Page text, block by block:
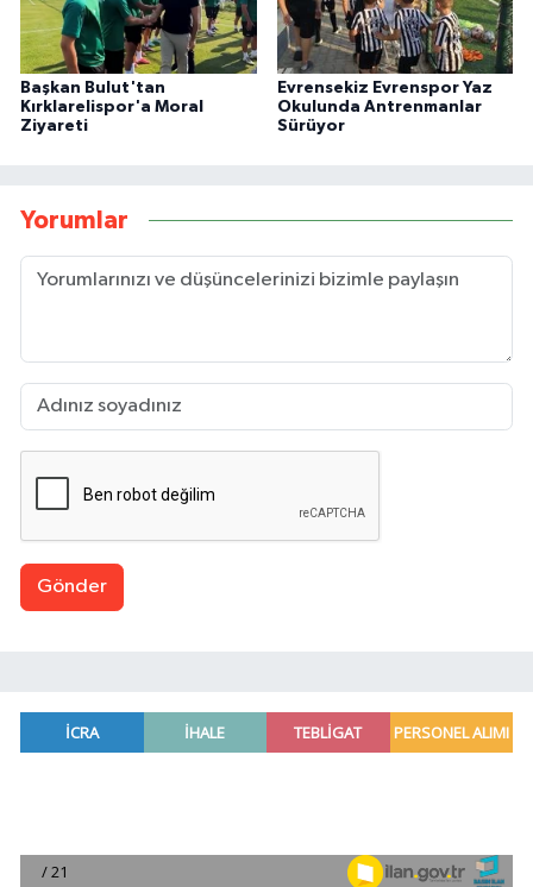
Başkan Bulut'tan
Kırklarelispor'a Moral
Ziyareti
Evrensekiz Evrenspor Yaz
Okulunda Antrenmanlar
Sürüyor
Yorumlar
Gönder